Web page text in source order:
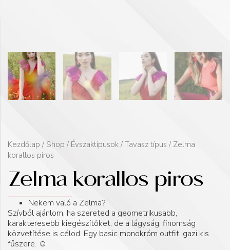
Kezdőlap / Shop / Évszaktípusok / Tavasz típus / Zelma
korallos piros
Zelma korallos piros
Nekem való a Zelma?
Szívből ajánlom, ha szereted a geometrikusabb,
karakteresebb kiegészítőket, de a lágyság, finomság
közvetítése is célod. Egy basic monokróm outfit igazi kis
fűszere. ☺️